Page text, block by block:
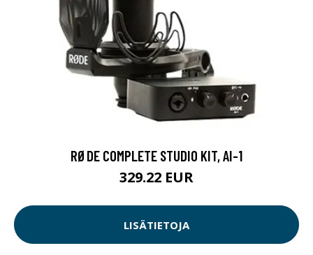
RØDE COMPLETE STUDIO KIT, AI-1
329.22 EUR
LISÄTIETOJA